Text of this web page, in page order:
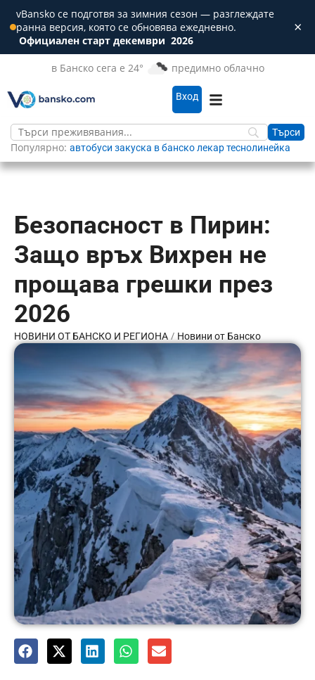
vBansko се подготвя за зимния сезон — разглеждате
ранна версия, която се обновява ежедневно.
Официален старт декември 2026
×
в Банско сега е 24° предимно облачно
Вход
Популярно: автобуси закуска в бансколекартеснолинейка
Безопасност в Пирин:
Защо връх Вихрен не
прощава грешки през
2026
НОВИНИ ОТ БАНСКО И РЕГИОНА / Новини от Банско